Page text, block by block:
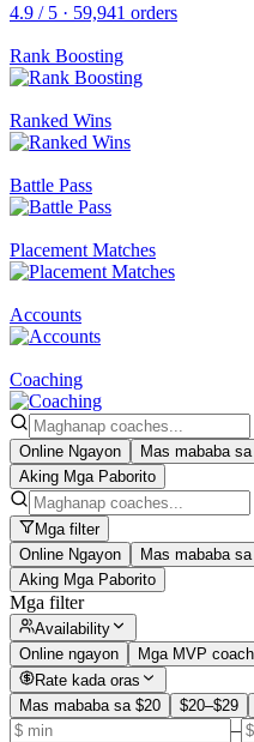
4.9 / 5 · 59,941 orders
Rank Boosting
Ranked Wins
Battle Pass
Placement Matches
Accounts
Coaching
Online Ngayon Mas mababa
Aking Mga Paborito
Mga filter
Online Ngayon
Mas mababa
Aking Mga Paborito
Mga filter
Availability
Online ngayon
Mga MVP coach
Rate kada oras
Mas mababa sa $20
$20–$29
–